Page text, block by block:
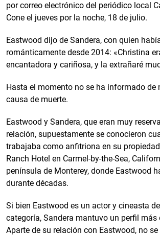
por correo electrónico del periódico local
Cone el jueves por la noche, 18 de julio.
Eastwood dijo de Sandera, con quien
románticamente desde 2014: «Christina
encantadora y cariñosa, y la extrañaré
Hasta el momento no se ha informado de
causa de muerte.
Eastwood y Sandera, que eran muy
relación, supuestamente se conocieron
trabajaba como anfitriona en su
Ranch Hotel en Carmel-by-the-Sea,
península de Monterey, donde Eastwood
durante décadas.
Si bien Eastwood es un actor y cineasta
categoría, Sandera mantuvo un perfil más
Aparte de su relación con Eastwood, no